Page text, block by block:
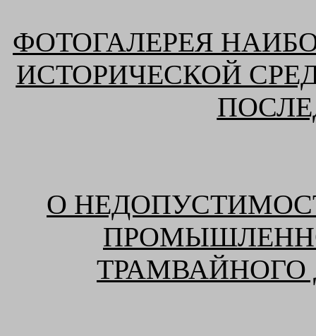
ФОТОГАЛЕРЕЯ
ИСТОРИЧЕСКОЙ
О